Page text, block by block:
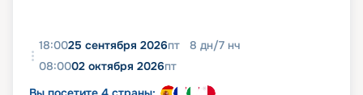
18:0025 сентября 2026пт 8 дн/7 нч
08:0002 октября 2026пт